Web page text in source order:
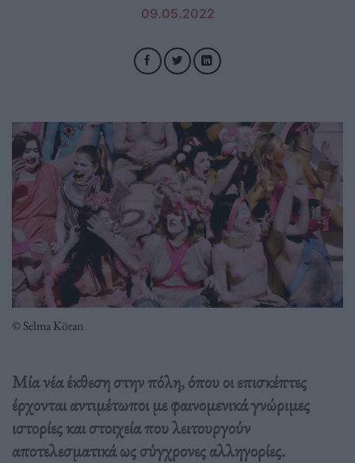
09.05.2022
© Selma Köran
Μία νέα έκθεση στην πόλη, όπου οι επισκέπτες
έρχονται αντιμέτωποι με φαινομενικά γνώριμες
ιστορίες και στοιχεία που λειτουργούν
αποτελεσματικά ως σύγχρονες αλληγορίες.